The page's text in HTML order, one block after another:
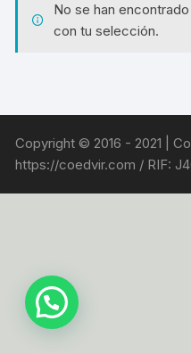
No se han
con tu selección.
Copyright © 2016 - 2021 |
https://coedvir.com / RIF: